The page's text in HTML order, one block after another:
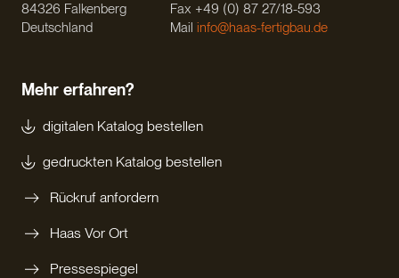
84326 Falkenberg
Deutschland
Fax +49 (0) 87 27/18-593
Mail info@haas-fertigbau.de
Mehr erfahren?
digitalen Katalog bestellen
gedruckten Katalog bestellen
Rückruf anfordern
Haas Vor Ort
Pressespiegel